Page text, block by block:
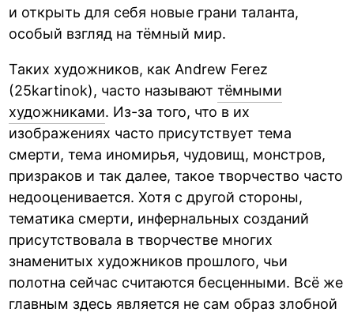
и открыть для себя новые грани таланта,
особый взгляд на тёмный мир.
Таких художников, как Andrew Ferez
(25kartinok), часто называюттёмными
художниками. Из-за того, что в их
изображениях часто присутствует тема
смерти, тема иномирья, чудовищ, монстров,
призраков и так далее, такое творчество часто
недооценивается. Хотя с другой стороны,
тематика смерти, инфернальных созданий
присутствовала в творчестве многих
знаменитых художников прошлого, чьи
полотна сейчас считаются бесценными. Всё же
главным здесь является не сам образ злобной